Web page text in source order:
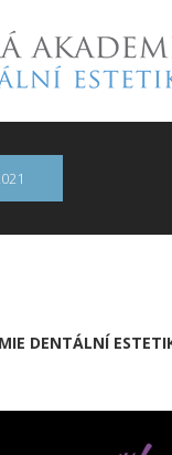
DENTÁLNÍ